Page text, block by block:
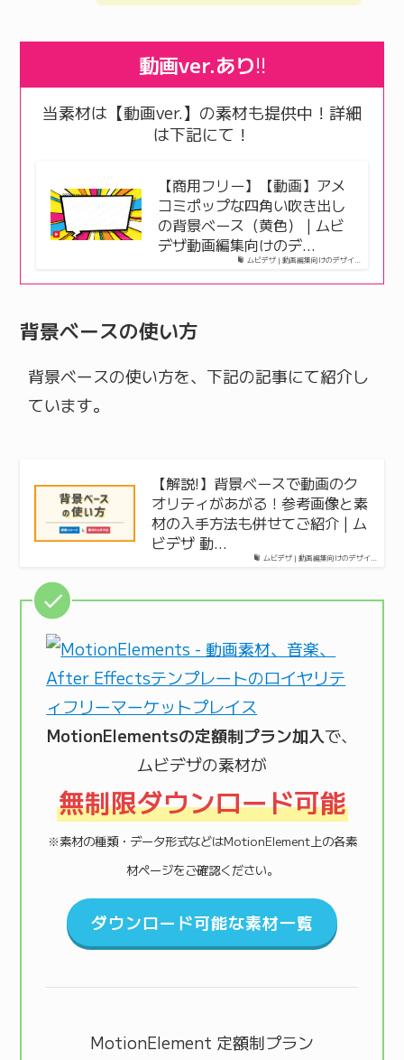
動画ver.あり!!
当素材は【動画ver.】の素材も提供中！詳細
は下記にて！
ムビデザ | 動画編集向けのデザイ…
【商用フリー】【動画】アメ
コミポップな四角い吹き出し
の背景ベース（黄色） | ムビ
デザ動画編集向けのデ…
背景ベースの使い方
背景ベースの使い方を、下記の記事にて紹介し
ています。
ムビデザ | 動画編集向けのデザイ…
【解説!】背景ベースで動画のク
オリティがあがる！参考画像と素
材の入手方法も併せてご紹介 | ム
ビデザ 動…
MotionElementsの定額制プラン加入で、
ムビデザの素材が
無制限ダウンロード可能
※素材の種類・データ形式などはMotionElement上の各素
材ページをご確認ください。
ダウンロード可能な素材一覧
MotionElement 定額制プラン